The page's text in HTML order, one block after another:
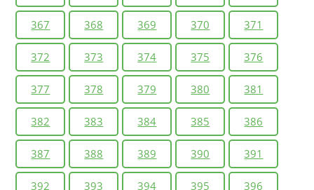
367 368 369 370 371
372 373 374 375 376
377 378 379 380 381
382 383 384 385 386
387 388 389 390 391
392 393 394 395 396